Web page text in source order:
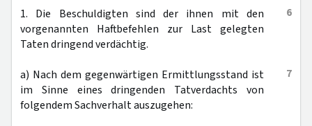
6
1. Die Beschuldigten sind der ihnen mit den
vorgenannten Haftbefehlen zur Last gelegten
Taten dringend verdächtig.
7
a) Nach dem gegenwärtigen Ermittlungsstand ist
im Sinne eines dringenden Tatverdachts von
folgendem Sachverhalt auszugehen: